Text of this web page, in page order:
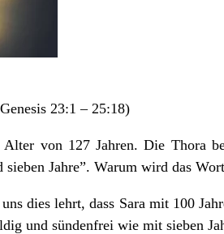
23:1 – 25:18)
von 127 Jahren. Die Thora
sieben Jahre”. Warum wird das
dies lehrt, dass Sara mit 100
und sündenfrei wie mit sieben